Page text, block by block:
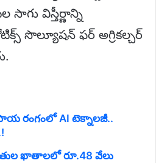
విస్తీర్ణాన్ని
సొల్యూషన్ ఫర్ అగ్రికల్చర్
రంగంలో AI టెక్నాలజీ..
ఖాతాలలో రూ.48 వేలు